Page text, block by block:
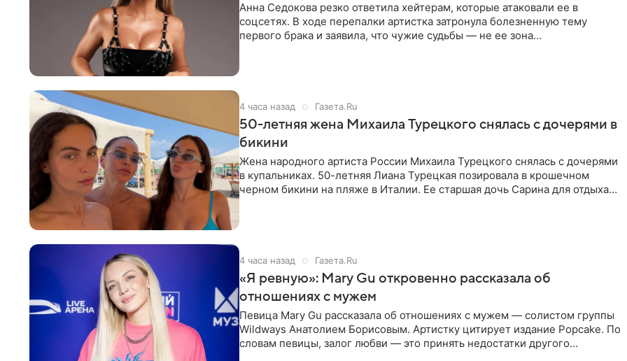
Анна Седокова резко ответила хейтерам, которые атаковали ее в
соцсетях. В ходе перепалки артистка затронула болезненную тему
первого брака и заявила, что чужие судьбы — не ее зона
4 часа назад Газета.Ru
50-летняя жена Михаила Турецкого снялась с дочерями в
бикини
Жена народного артиста России Михаила Турецкого снялась с дочерями
в купальниках. 50-летняя Лиана Турецкая позировала в крошечном
черном бикини на пляже в Италии. Ее старшая дочь Сарина для отдыха
4 часа назад Газета.Ru
«Я ревную»: Mary Gu откровенно рассказала об
отношениях с мужем
Певица Mary Gu рассказала об отношениях с мужем — солистом группы
Wildways Анатолием Борисовым. Артистку цитирует издание Popcake. По
словам певицы, залог любви — это принять недостатки другого